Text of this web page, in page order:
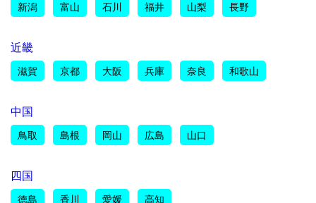
新潟 富山 石川 福井 山梨 長野
近畿
滋賀 京都 大阪 兵庫 奈良 和歌山
中国
鳥取 島根 岡山 広島 山口
四国
徳島 香川 愛媛 高知